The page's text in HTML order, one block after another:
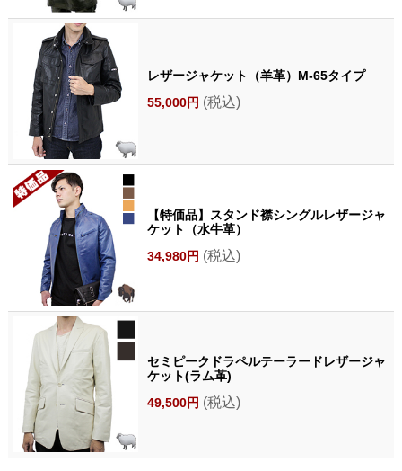
レザージャケット（羊革）M-65タイプ
55,000円 (税込)
【特価品】スタンド襟シングルレザージャ
ケット（水牛革）
34,980円 (税込)
セミピークドラペルテーラードレザージャ
ケット(ラム革)
49,500円 (税込)